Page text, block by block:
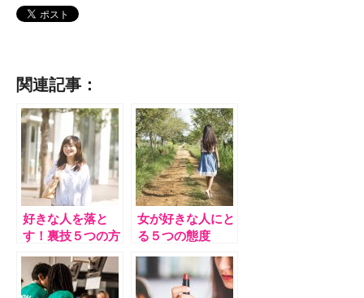
関連記事：
好きな人を落と
す！裏技５つの方
女が好きな人にと
る５つの態度